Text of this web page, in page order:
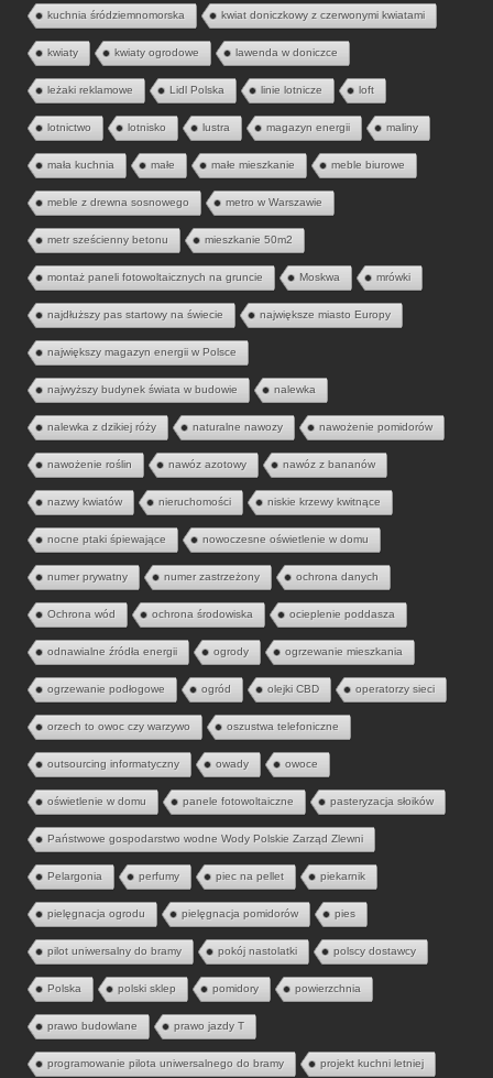
kuchnia śródziemnomorska kwiat doniczkowy z czerwonymi kwiatami
kwiaty kwiaty ogrodowe lawenda w doniczce
leżaki reklamowe Lidl Polska linie lotnicze loft
lotnictwo lotnisko lustra magazyn energii maliny
mała kuchnia małe małe mieszkanie meble biurowe
meble z drewna sosnowego metro w Warszawie
metr sześcienny betonu mieszkanie 50m2
montaż paneli fotowoltaicznych na gruncie Moskwa mrówki
najdłuższy pas startowy na świecie największe miasto Europy
największy magazyn energii w Polsce
najwyższy budynek świata w budowie nalewka
nalewka z dzikiej róży naturalne nawozy nawożenie pomidorów
nawożenie roślin nawóz azotowy nawóz z bananów
nazwy kwiatów nieruchomości niskie krzewy kwitnące
nocne ptaki śpiewające nowoczesne oświetlenie w domu
numer prywatny numer zastrzeżony ochrona danych
Ochrona wód ochrona środowiska ocieplenie poddasza
odnawialne źródła energii ogrody ogrzewanie mieszkania
ogrzewanie podłogowe ogród olejki CBD operatorzy sieci
orzech to owoc czy warzywo oszustwa telefoniczne
outsourcing informatyczny owady owoce
oświetlenie w domu panele fotowoltaiczne pasteryzacja słoików
Państwowe gospodarstwo wodne Wody Polskie Zarząd Zlewni
Pelargonia perfumy piec na pellet piekarnik
pielęgnacja ogrodu pielęgnacja pomidorów pies
pilot uniwersalny do bramy pokój nastolatki polscy dostawcy
Polska polski sklep pomidory powierzchnia
prawo budowlane prawo jazdy T
programowanie pilota uniwersalnego do bramy projekt kuchni letniej